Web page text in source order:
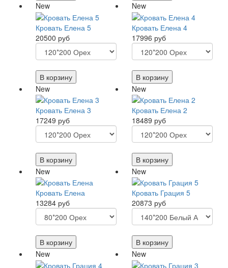
New
Кровать Елена 5
20500 руб
В корзину
New
Кровать Елена 4
17996 руб
В корзину
New
Кровать Елена 3
17249 руб
В корзину
New
Кровать Елена 2
18489 руб
В корзину
New
Кровать Елена
13284 руб
В корзину
New
Кровать Грация 5
20873 руб
В корзину
New
New